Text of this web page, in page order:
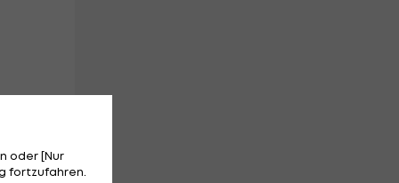
oder [Nur
fortzufahren.